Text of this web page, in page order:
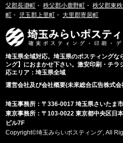
父郡長瀞町 ・秩父郡小鹿野町 ・秩父郡東
町 ・ 児玉郡上里町 ・大里郡寄居町
埼玉県全域対応。埼玉県のポスティングな
ング】におまかせ下さい。激安印刷・チ
応エリア：埼玉県全域
運営会社及び会社概要(未來総合広告株式会
埼玉事務所：〒336-0017 埼玉県さいたま
東京事務所：〒103-0022 東京都中央区日
ビル7F
Copyright©埼玉みらいポスティング, All